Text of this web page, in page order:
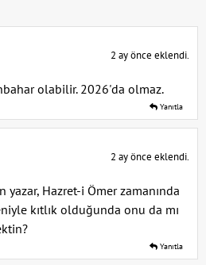
2 ay önce eklendi.
olabilir. 2026'da olmaz.
Yanıtla
2 ay önce eklendi.
yazar, Hazret-i Ömer zamanında
kıtlık olduğunda onu da mı
Yanıtla